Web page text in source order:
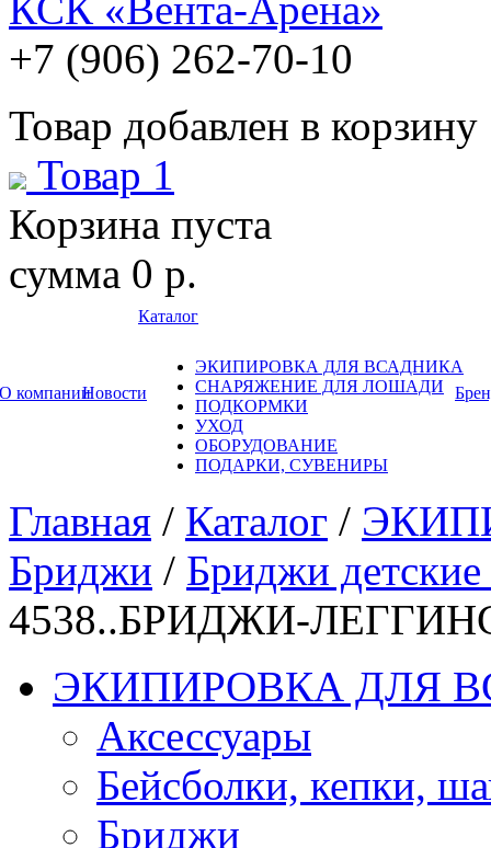
+7 (906) 262-70-10
Товар добавлен в корзину
Товар 1
Корзина пуста
сумма 0 р.
О компанииНовости
Каталог
ЭКИПИРОВКА ДЛЯ ВСАДНИКА
СНАРЯЖЕНИЕ ДЛЯ ЛОШАДИ
ПОДКОРМКИ
УХОД
ОБОРУДОВАНИЕ
ПОДАРКИ, СУВЕНИРЫ
Главная / Каталог /
Бриджи / Бриджи
4538..БРИДЖИ-
ЭКИПИРОВКА ДЛЯ
Аксессуары
Бейсболки, кепки,
Бриджи